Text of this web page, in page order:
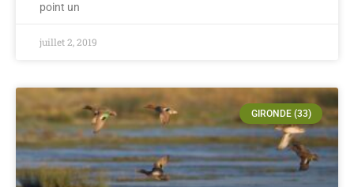
point un
juillet 2, 2019
GIRONDE (33)